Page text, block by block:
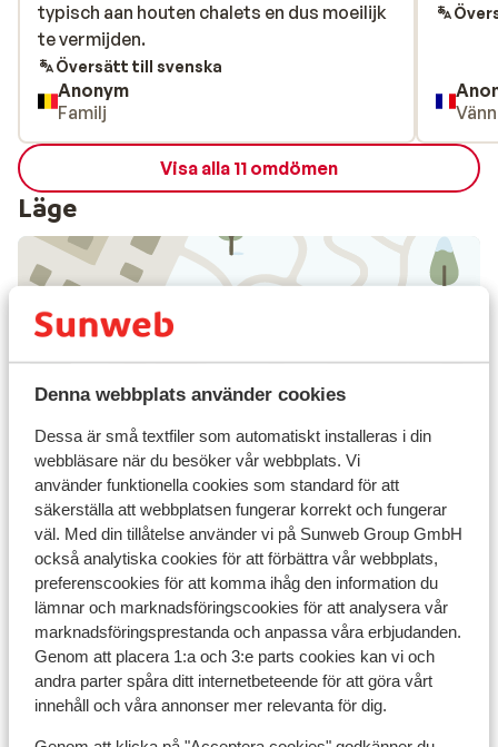
Denna webbplats använder cookies
Dessa är små textfiler som automatiskt installeras i din
webbläsare när du besöker vår webbplats. Vi
använder funktionella cookies som standard för att
säkerställa att webbplatsen fungerar korrekt och fungerar
väl. Med din tillåtelse använder vi på Sunweb Group GmbH
också analytiska cookies för att förbättra vår webbplats,
preferenscookies för att komma ihåg den information du
lämnar och marknadsföringscookies för att analysera vår
marknadsföringsprestanda och anpassa våra erbjudanden.
Genom att placera 1:a och 3:e parts cookies kan vi och
andra parter spåra ditt internetbeteende för att göra vårt
innehåll och våra annonser mer relevanta för dig.
typisch aan houten chalets en dus moeilijk
te vermijden.
typisch aan houten chalets en dus moeilijk
te vermijden.
Översätt till svenska
Anonym
Familj
Visa alla 11 omdömen
Läge
I området
Avstånd till centrum: ca 500 m
Avstånd till pist ca 10 m
Avstånd till skidbuss ca 50 m
Avstånd till skidlift ca 50 m
Närmaste butiker ca 500 m
Närmaste kiosk ca 500 m
Närmaste restaurang ca 500 m
Liftkort/Utrustning/Skidskola